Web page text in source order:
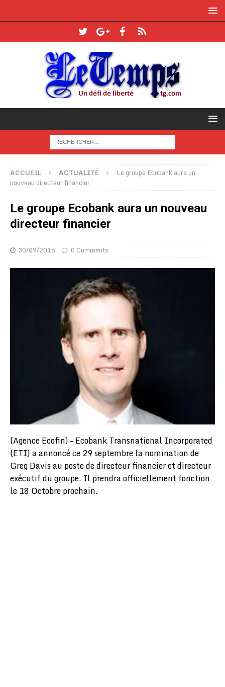
ACCUEIL ACTUALITÉ
Le groupe Ecobank aura un
nouveau directeur financier
Le groupe Ecobank aura un nouveau
directeur financier
30/09/2016 0 Comments
(Agence Ecofin) – Ecobank Transnational Incorporated
(ETI) a annoncé ce 29 septembre la nomination de
Greg Davis au poste de directeur financier et directeur
exécutif du groupe. Il prendra officiellement fonction
le 18 Octobre prochain.